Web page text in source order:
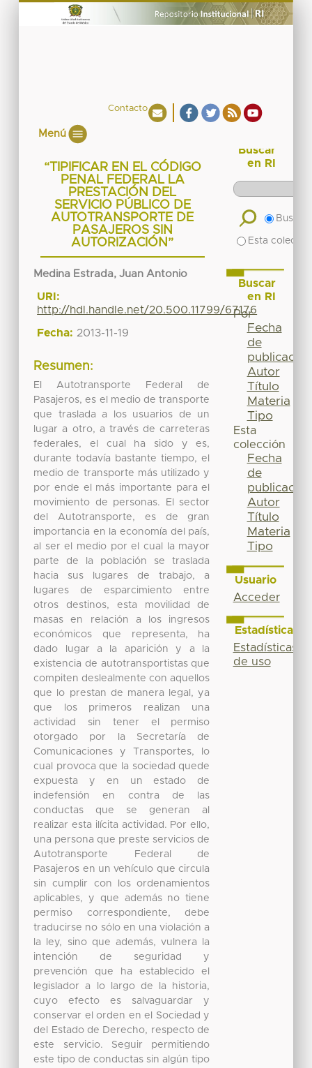
Contacto
Menú
“TIPIFICAR EN EL CÓDIGO
PENAL FEDERAL LA
PRESTACIÓN DEL
SERVICIO PÚBLICO DE
AUTOTRANSPORTE DE
PASAJEROS SIN
AUTORIZACIÓN”
Medina Estrada, Juan Antonio
URI:
http://hdl.handle.net/20.500.11799/67176
Fecha: 2013-11-19
Resumen:
El Autotransporte Federal de
Pasajeros, es el medio de transporte
que traslada a los usuarios de un
lugar a otro, a través de carreteras
federales, el cual ha sido y es,
durante todavía bastante tiempo, el
medio de transporte más utilizado y
por ende el más importante para el
movimiento de personas. El sector
del Autotransporte, es de gran
importancia en la economía del país,
al ser el medio por el cual la mayor
parte de la población se traslada
hacia sus lugares de trabajo, a
lugares de esparcimiento entre
otros destinos, esta movilidad de
masas en relación a los ingresos
económicos que representa, ha
dado lugar a la aparición y a la
existencia de autotransportistas que
compiten deslealmente con aquellos
que lo prestan de manera legal, ya
que los primeros realizan una
actividad sin tener el permiso
otorgado por la Secretaría de
Comunicaciones y Transportes, lo
cual provoca que la sociedad quede
expuesta y en un estado de
indefensión en contra de las
conductas que se generan al
realizar esta ilícita actividad. Por ello,
una persona que preste servicios de
Autotransporte Federal de
Pasajeros en un vehículo que circula
sin cumplir con los ordenamientos
aplicables, y que además no tiene
permiso correspondiente, debe
traducirse no sólo en una violación a
la ley, sino que además, vulnera la
intención de seguridad y
prevención que ha establecido el
legislador a lo largo de la historia,
cuyo efecto es salvaguardar y
conservar el orden en el Sociedad y
del Estado de Derecho, respecto de
este servicio. Seguir permitiendo
este tipo de conductas sin algún tipo
Buscar
en RI
Buscar
Esta
Buscar
en RI
Por
Fecha
de
publicación
Autor
Título
Materia
Tipo
Esta
colección
Fecha
de
publicación
Autor
Título
Materia
Tipo
Usuario
Acceder
Estadísticas
Estadísticas
de uso